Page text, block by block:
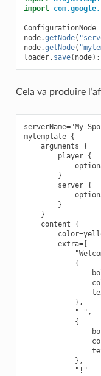
import
ConfigurationNode
node.getNode(
node.getNode(
loader. save( node);
Cela va produire
serverName="My
mytemplate {
    arguments {
        player {
        }
        server {
        }
    }
    content {
        extra=[
            {
            },
            " ",
            {
            },
            "!"